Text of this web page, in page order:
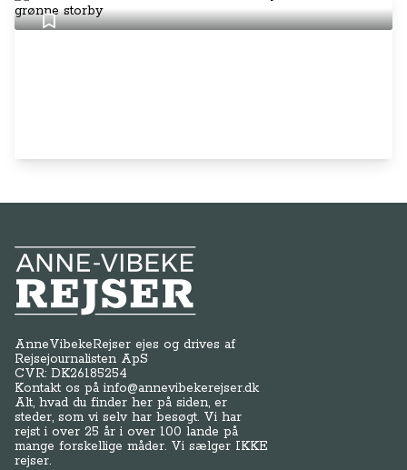
Anne-Vibeke Rejser
AnneVibekeRejser ejes og drives af
Rejsejournalisten ApS
CVR: DK26185254
Kontakt os påinfo@annevibekerejser.dk
Alt, hvad du finder her på siden, er
steder, som vi selv har besøgt. Vi har
rejst i over 25 år i over 100 lande på
mange forskellige måder. Vi sælger IKKE
rejser.